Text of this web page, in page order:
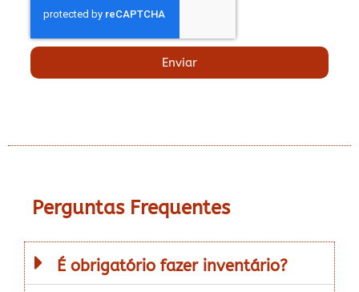
Enviar
Perguntas Frequentes
É obrigatório fazer inventário?